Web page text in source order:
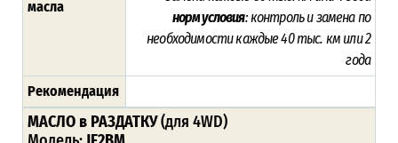
масла
норм условия: контроль и замена по
необходимости каждые40 тыс. км или 2
года
Рекомендация
МАСЛО в РАЗДАТКУ(для 4WD)